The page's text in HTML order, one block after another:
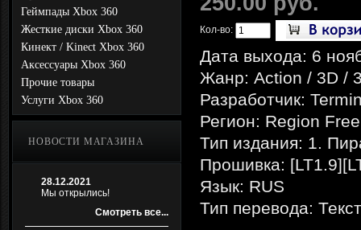
Геймпады Xbox 360
Жесткие диски Xbox 360
Кинект / Kinect Xbox 360
Аксессуары Xbox 360
Прочие товары
Услуги Xbox 360
НОВОСТИ МАГАЗИНА
28.12.2021
Мы открылись!
Смотреть все...
Кол-во:
Дата выхода: 6
Жанр: Action / 3D /
Разработчик:
Регион: Region Free
Тип издания: 1.
Прошивка:
Язык: RUS
Тип перевода: Текст